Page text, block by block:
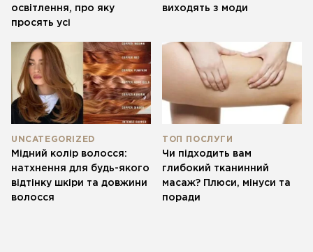
освітлення, про яку
просять усі
виходять з моди
UNCATEGORIZED
Мідний колір волосся:
натхнення для будь-якого
відтінку шкіри та довжини
волосся
ТОП ПОСЛУГИ
Чи підходить вам
глибокий тканинний
масаж? Плюси, мінуси та
поради
ЗАПИСАТИСЬ